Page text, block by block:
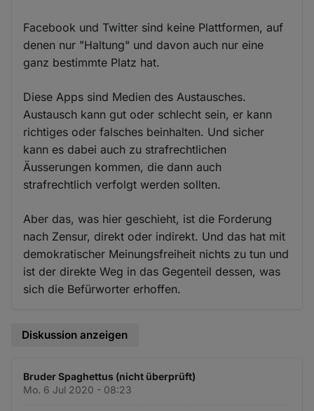
Facebook und Twitter sind keine Plattformen, auf
denen nur "Haltung" und davon auch nur eine
ganz bestimmte Platz hat.
Diese Apps sind Medien des Austausches.
Austausch kann gut oder schlecht sein, er kann
richtiges oder falsches beinhalten. Und sicher
kann es dabei auch zu strafrechtlichen
Äusserungen kommen, die dann auch
strafrechtlich verfolgt werden sollten.
Aber das, was hier geschieht, ist die Forderung
nach Zensur, direkt oder indirekt. Und das hat mit
demokratischer Meinungsfreiheit nichts zu tun und
ist der direkte Weg in das Gegenteil dessen, was
sich die Befürworter erhoffen.
Diskussion anzeigen
Bruder Spaghettus (nicht überprüft)
Mo. 6 Jul 2020 - 08:23